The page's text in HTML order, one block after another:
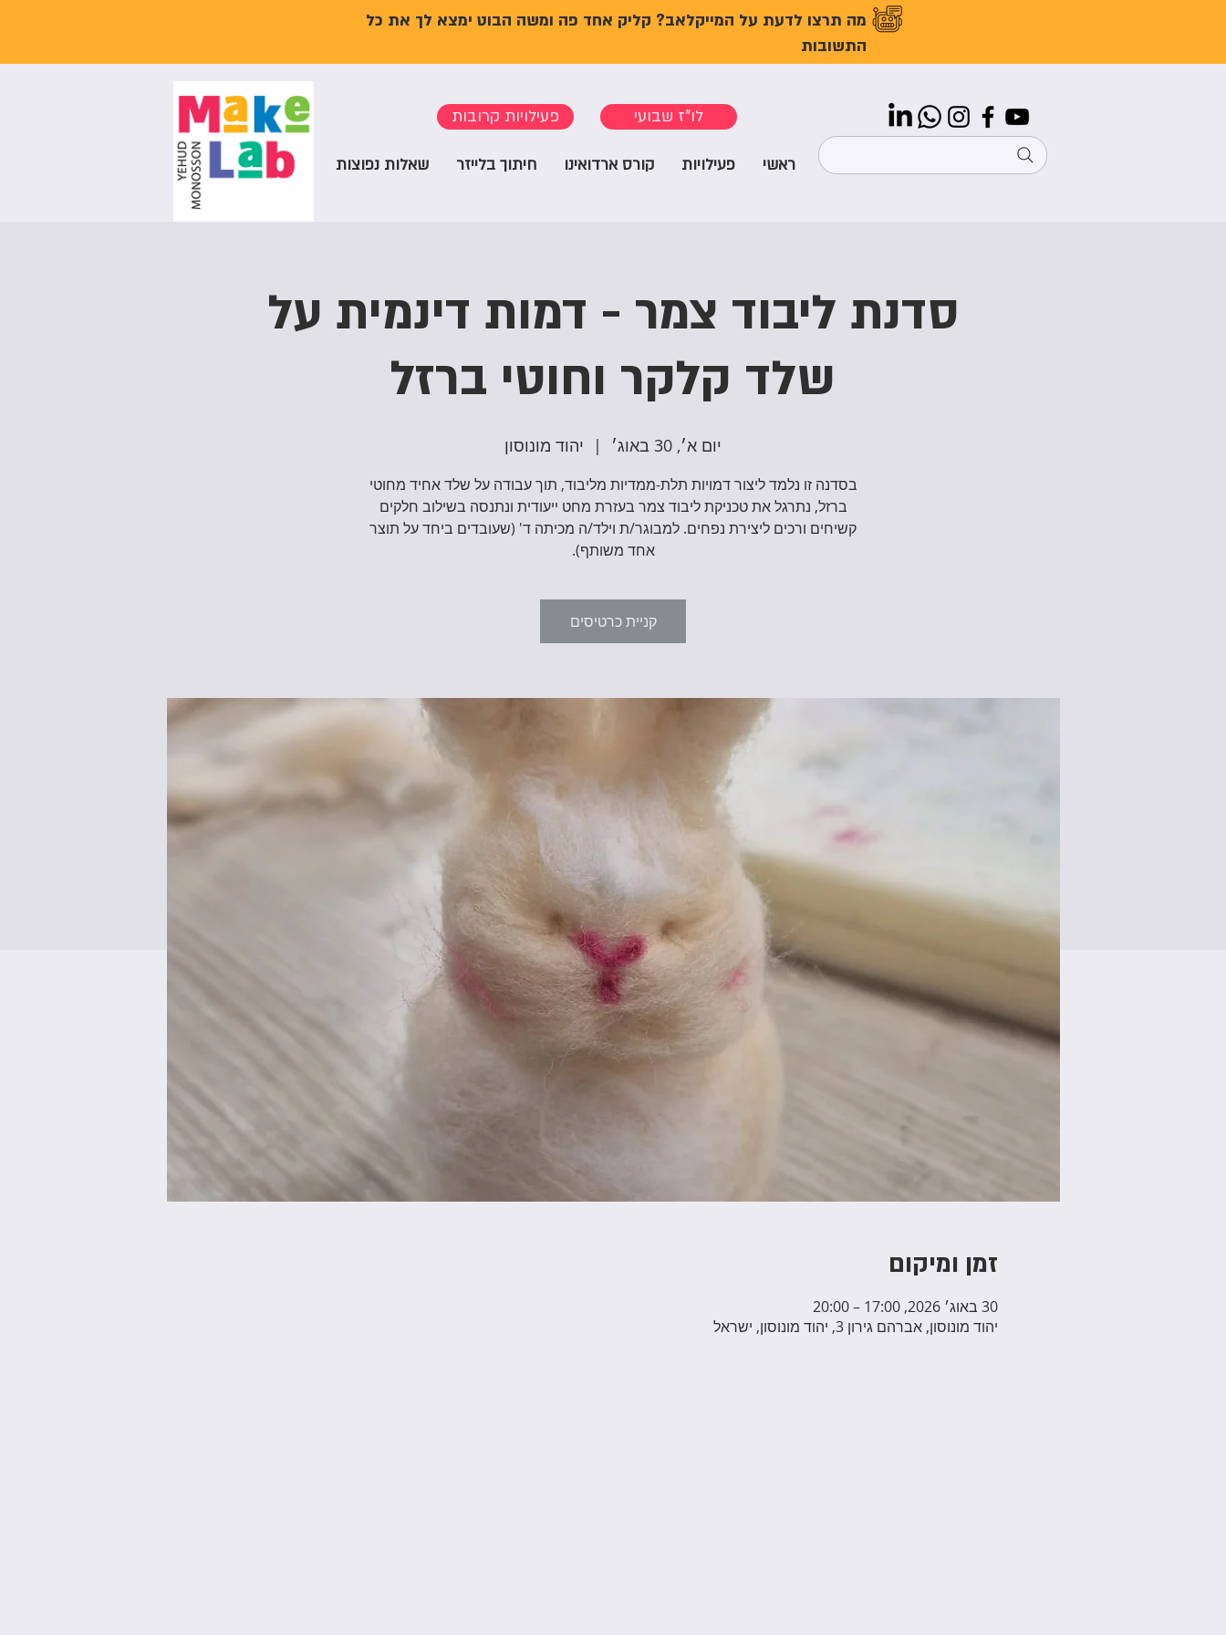
מה תרצו לדעת על המייקלאב? קליק אחד פה ומשה הבוט ימצא לך את כל
התשובות
פעילויות קרובות לו"ז שבועי
ראשי פעילויות קורס ארדואינו חיתוך בלייזר שאלות נפוצות
סדנת ליבוד צמר - דמות דינמית על
שלד קלקר וחוטי ברזל
יום א׳, 30 באוג׳
  |
יהוד מונוסון
בסדנה זו נלמד ליצור דמויות תלת-ממדיות מליבוד, תוך עבודה על שלד אחיד מחוטי
ברזל, נתרגל את טכניקת ליבוד צמר בעזרת מחט ייעודית ונתנסה בשילוב חלקים
קשיחים ורכים ליצירת נפחים. למבוגר/ת וילד/ה מכיתה ד' (שעובדים ביחד על תוצר
אחד משותף).
קניית כרטיסים
זמן ומיקום
30 באוג׳ 2026, 17:00 – 20:00
יהוד מונוסון, אברהם גירון 3, יהוד מונוסון, ישראל